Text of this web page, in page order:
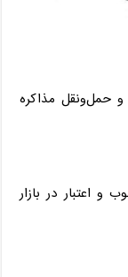
و حمل‌ونقل مذاکره
و اعتبار در بازار